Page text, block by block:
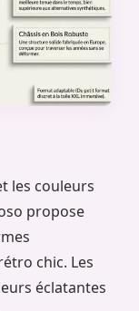
les couleurs
propose
chic. Les
éclatantes